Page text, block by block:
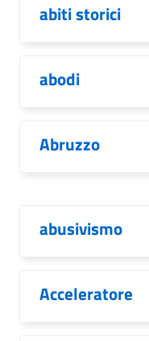
abiti storici
abodi
Abruzzo
abusivismo
Acceleratore